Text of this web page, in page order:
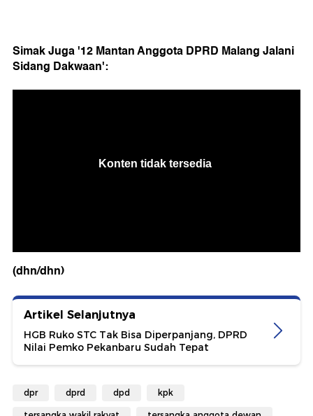
Simak Juga '12 Mantan Anggota DPRD Malang Jalani
Sidang Dakwaan':
(dhn/dhn)
Artikel Selanjutnya
HGB Ruko STC Tak Bisa Diperpanjang, DPRD
Nilai Pemko Pekanbaru Sudah Tepat
dpr dprd dpd kpk